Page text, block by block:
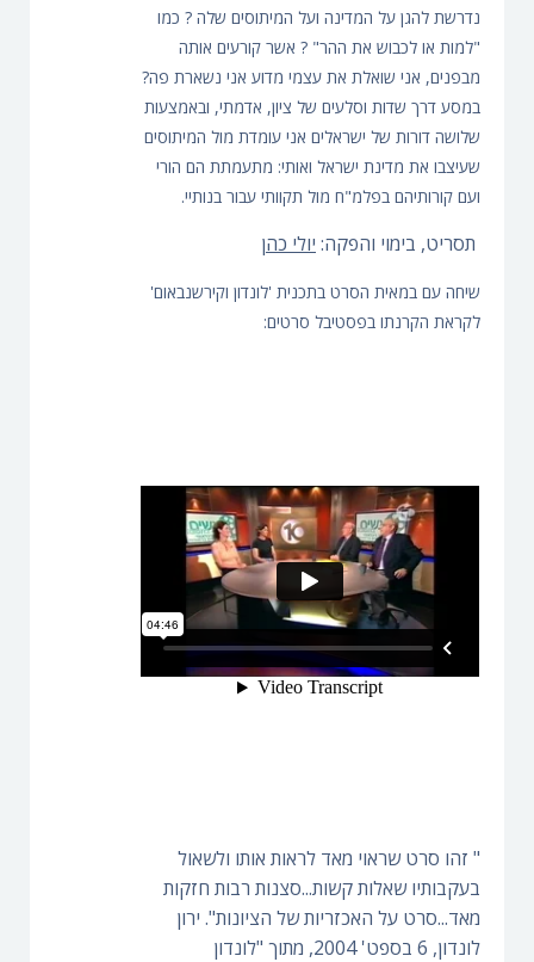
נדרשת להגן על המדינה ועל המיתוסים שלה ? כמו
"למות או לכבוש את ההר" ? אשר קורעים אותה
מבפנים, אני שואלת את עצמי מדוע אני נשארת פה?
במסע דרך שדות וסלעים של ציון, אדמתי, ובאמצעות
שלושה דורות של ישראלים אני עומדת מול המיתוסים
שעיצבו את מדינת ישראל ואותי: מתעמתת הם הורי
ועם קורותיהם בפלמ"ח מול תקוותי עבור בנותיי.
תסריט, בימוי והפקה: יולי כהן
שיחה עם במאית הסרט בתכנית 'לונדון וקירשנבאום'
לקראת הקרנתו בפסטיבל סרטים:
" זהו סרט שראוי מאד לראות אותו ולשאול
בעקבותיו שאלות קשות...סצנות רבות חזקות
מאד...סרט על האכזריות של הציונות". ירון
לונדון, 6 בספט' 2004, מתוך "לונדון